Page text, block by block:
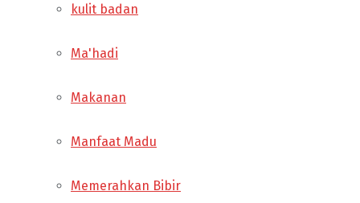
kulit badan
Ma'hadi
Makanan
Manfaat Madu
Memerahkan Bibir